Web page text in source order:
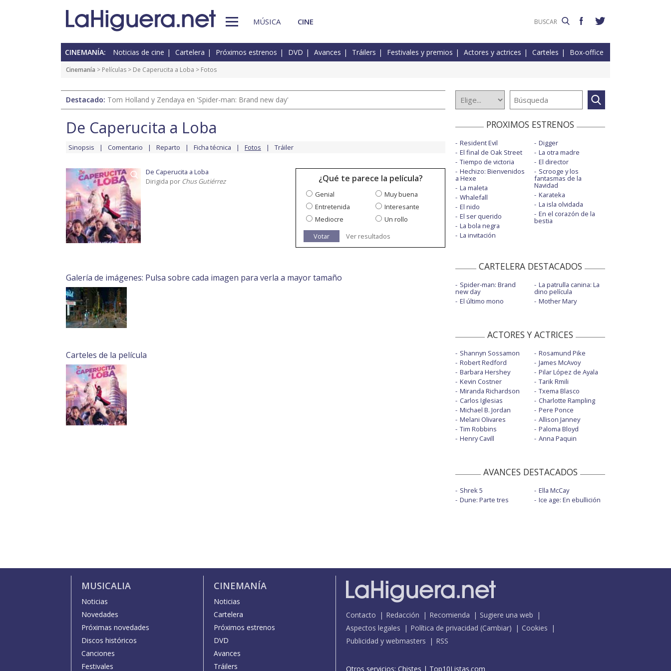
MÚSICA CINE
CINEMANÍA: Noticias de cine Cartelera Próximos estrenos DVD Avances Tráilers Festivales y premios Actores y actrices Carteles Box-office
Cinemanía > Películas > De Caperucita a Loba > Fotos
Destacado: Tom Holland y Zendaya en 'Spider-man: Brand new day'
De Caperucita a Loba
Sinopsis Comentario Reparto Ficha técnica Fotos Tráiler
De Caperucita a Loba
Dirigida por Chus Gutiérrez ¿Qué te parece la película?
Genial
Muy buena
Entretenida
Interesante
Mediocre
Un rollo
Votar
Ver resultados
Galería de imágenes: Pulsa sobre cada imagen para verla a mayor tamaño
Carteles de la película
PROXIMOS ESTRENOS
Resident Evil
El final de Oak Street
Tiempo de victoria
Hechizo: Bienvenidos
a Hexe
La maleta
Whalefall
El nido
El ser querido
La bola negra
La invitación
Digger
La otra madre
El director
Scrooge y los
fantasmas de la
Navidad
Karateka
La isla olvidada
En el corazón de la
bestia
CARTELERA DESTACADOS
Spider-man: Brand
new day
El último mono
La patrulla canina: La
dino película
Mother Mary
ACTORES Y ACTRICES
Shannyn Sossamon
Robert Redford
Barbara Hershey
Kevin Costner
Miranda Richardson
Carlos Iglesias
Michael B. Jordan
Melani Olivares
Tim Robbins
Henry Cavill
Rosamund Pike
James McAvoy
Pilar López de Ayala
Tarik Rmili
Txema Blasco
Charlotte Rampling
Pere Ponce
Allison Janney
Paloma Bloyd
Anna Paquin
AVANCES DESTACADOS
Shrek 5
Dune: Parte tres
Ella McCay
Ice age: En ebullición
MUSICALIA
Noticias
Novedades
Próximas novedades
Discos históricos
Canciones
Festivales
CINEMANÍA
Noticias
Cartelera
Próximos estrenos
DVD
Avances
Tráilers
Contacto Redacción Recomienda
Sugiere una web
Aspectos legales
Política de privacidad (Cambiar)
Cookies
Publicidad y webmasters
RSS
Otros servicios: Chistes | Top10Listas.com